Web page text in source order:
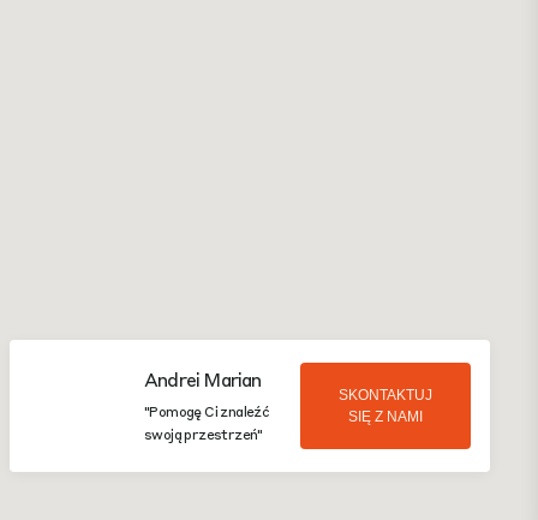
Andrei Marian
"Pomogę Ci znaleźć
swoją przestrzeń"
SKONTAKTUJ
SIĘ Z NAMI